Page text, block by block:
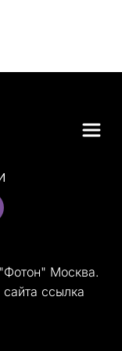
Москва.
ссылка